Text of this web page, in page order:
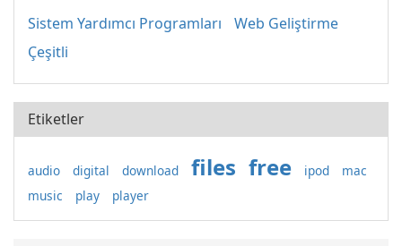
Sistem Yardımcı Programları
Web Geliştirme
Çeşitli
Etiketler
audio digital download files free ipod
mac
music
play player